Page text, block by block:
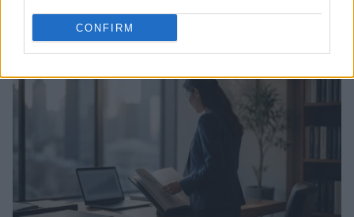
CONFIRM
Continue lendo
FINANÇA